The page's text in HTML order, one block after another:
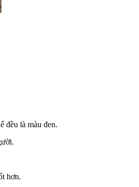
đều là màu đen.
hơn.